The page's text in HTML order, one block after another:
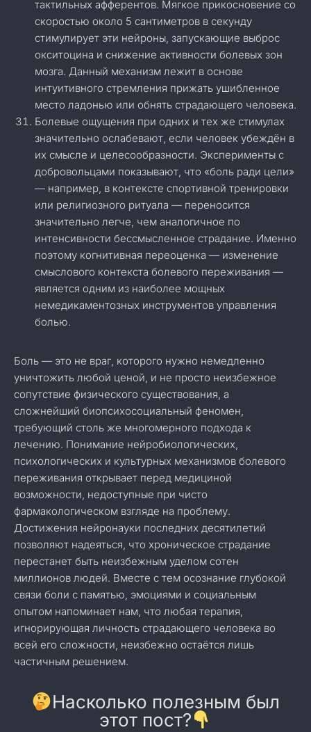
тактильных афферентов. Мягкое прикосновение со
скоростью около 5 сантиметров в секунду
стимулирует эти нейроны, запускающие выброс
окситоцина и снижение активности болевых зон
мозга. Данный механизм лежит в основе
интуитивного стремления прижать ушибленное
место ладонью или обнять страдающего человека.
Болевые ощущения при одних и тех же стимулах
значительно ослабевают, если человек убеждён в
их смысле и целесообразности. Эксперименты с
добровольцами показывают, что «боль ради цели»
— например, в контексте спортивной тренировки
или религиозного ритуала — переносится
значительно легче, чем аналогичное по
интенсивности бессмысленное страдание. Именно
поэтому когнитивная переоценка — изменение
смыслового контекста болевого переживания —
является одним из наиболее мощных
немедикаментозных инструментов управления
болью.
Боль — это не враг, которого нужно немедленно
уничтожить любой ценой, и не просто неизбежное
сопутствие физического существования, а
сложнейший биопсихосоциальный феномен,
требующий столь же многомерного подхода к
лечению. Понимание нейробиологических,
психологических и культурных механизмов болевого
переживания открывает перед медициной
возможности, недоступные при чисто
фармакологическом взгляде на проблему.
Достижения нейронауки последних десятилетий
позволяют надеяться, что хроническое страдание
перестанет быть неизбежным уделом сотен
миллионов людей. Вместе с тем осознание глубокой
связи боли с памятью, эмоциями и социальным
опытом напоминает нам, что любая терапия,
игнорирующая личность страдающего человека во
всей его сложности, неизбежно остаётся лишь
частичным решением.
Насколько полезным был
этот пост?